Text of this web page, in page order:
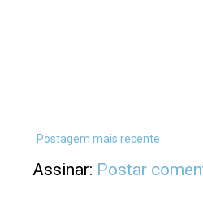
Postagem mais recente
Assinar: Postar